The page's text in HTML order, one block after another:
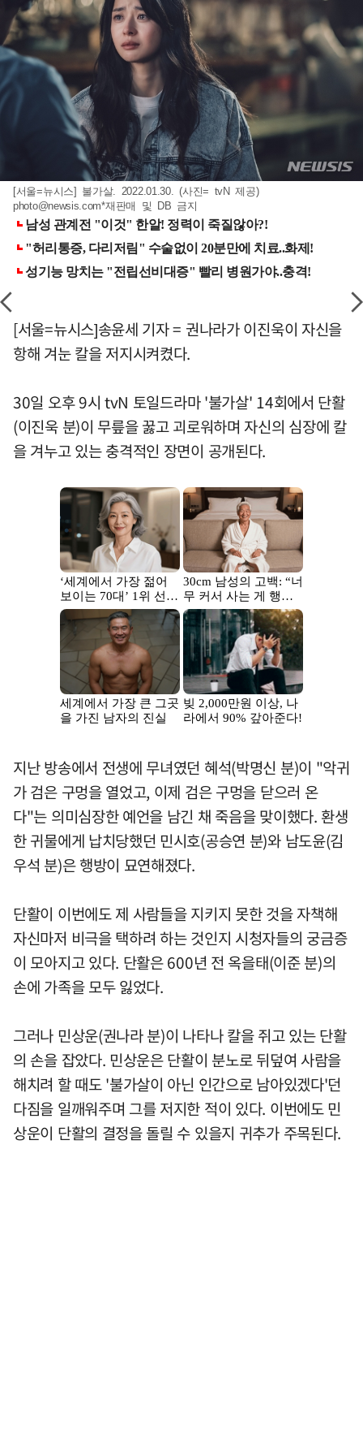
[서울=뉴시스] 불가살. 2022.01.30. (사진= tvN 제공)
photo@newsis.com*재판매 및 DB 금지
[서울=뉴시스]송윤세 기자 = 권나라가 이진욱이 자신을
항해 겨눈 칼을 저지시켜켰다.
30일 오후 9시 tvN 토일드라마 '불가살' 14회에서 단활
(이진욱 분)이 무릎을 꿇고 괴로워하며 자신의 심장에 칼
을 겨누고 있는 충격적인 장면이 공개된다.
지난 방송에서 전생에 무녀였던 혜석(박명신 분)이 "악귀
가 검은 구멍을 열었고, 이제 검은 구멍을 닫으러 온
다"는 의미심장한 예언을 남긴 채 죽음을 맞이했다. 환생
한 귀물에게 납치당했던 민시호(공승연 분)와 남도윤(김
우석 분)은 행방이 묘연해졌다.
단활이 이번에도 제 사람들을 지키지 못한 것을 자책해
자신마저 비극을 택하려 하는 것인지 시청자들의 궁금증
이 모아지고 있다. 단활은 600년 전 옥을태(이준 분)의
손에 가족을 모두 잃었다.
그러나 민상운(권나라 분)이 나타나 칼을 쥐고 있는 단활
의 손을 잡았다. 민상운은 단활이 분노로 뒤덮여 사람을
해치려 할 때도 '불가살이 아닌 인간으로 남아있겠다'던
다짐을 일깨워주며 그를 저지한 적이 있다. 이번에도 민
상운이 단활의 결정을 돌릴 수 있을지 귀추가 주목된다.